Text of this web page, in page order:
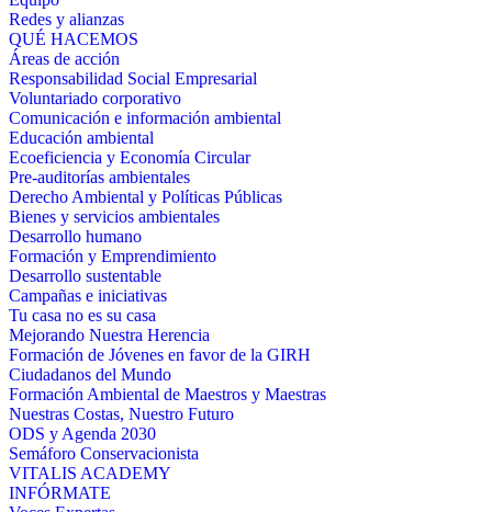
Redes y alianzas
QUÉ HACEMOS
Áreas de acción
Responsabilidad Social Empresarial
Voluntariado corporativo
Comunicación e información ambiental
Educación ambiental
Ecoeficiencia y Economía Circular
Pre-auditorías ambientales
Derecho Ambiental y Políticas Públicas
Bienes y servicios ambientales
Desarrollo humano
Formación y Emprendimiento
Desarrollo sustentable
Campañas e iniciativas
Tu casa no es su casa
Mejorando Nuestra Herencia
Formación de Jóvenes en favor de la GIRH
Ciudadanos del Mundo
Formación Ambiental de Maestros y Maestras
Nuestras Costas, Nuestro Futuro
ODS y Agenda 2030
Semáforo Conservacionista
VITALIS ACADEMY
INFÓRMATE